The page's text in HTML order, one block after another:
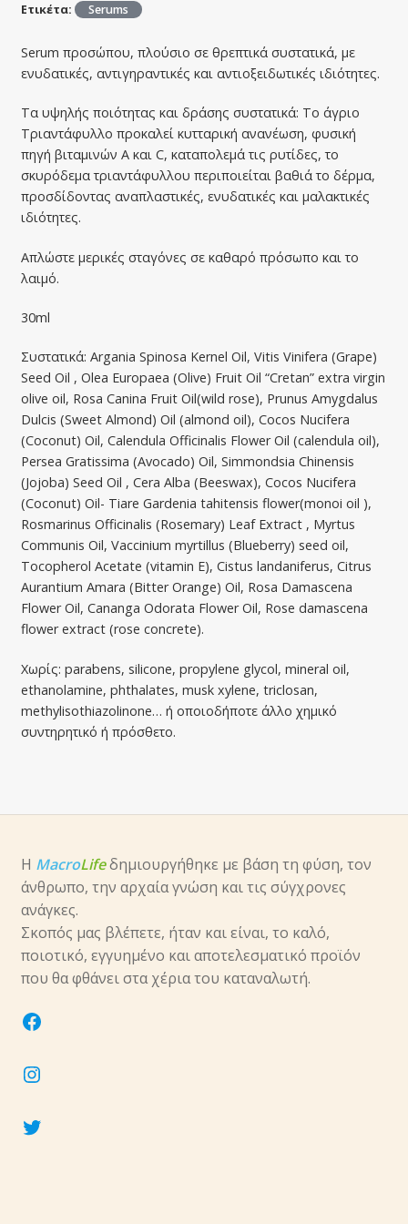
Ετικέτα: Serums
Serum προσώπου, πλούσιο σε θρεπτικά συστατικά, με
ενυδατικές, αντιγηραντικές και αντιοξειδωτικές ιδιότητες.
Τα υψηλής ποιότητας και δράσης συστατικά: Το άγριο
Τριαντάφυλλο προκαλεί κυτταρική ανανέωση, φυσική
πηγή βιταμινών Α και C, καταπολεμά τις ρυτίδες, το
σκυρόδεμα τριαντάφυλλου περιποιείται βαθιά το δέρμα,
προσδίδοντας αναπλαστικές, ενυδατικές και μαλακτικές
ιδιότητες.
Απλώστε μερικές σταγόνες σε καθαρό πρόσωπο και το
λαιμό.
30ml
Συστατικά: Argania Spinosa Kernel Oil, Vitis Vinifera (Grape)
Seed Oil , Olea Europaea (Olive) Fruit Oil “Cretan” extra virgin
olive oil, Rosa Canina Fruit Oil(wild rose), Prunus Amygdalus
Dulcis (Sweet Almond) Oil (almond oil), Cocos Nucifera
(Coconut) Oil, Calendula Officinalis Flower Oil (calendula οil),
Persea Gratissima (Avocado) Oil, Simmondsia Chinensis
(Jojoba) Seed Oil , Cera Alba (Beeswax), Cocos Nucifera
(Coconut) Oil- Tiare Gardenia tahitensis flower(monoi oil ),
Rosmarinus Officinalis (Rosemary) Leaf Extract , Myrtus
Communis Oil, Vaccinium myrtillus (Blueberry) seed oil,
Tocopherol Acetate (vitamin E), Cistus landaniferus, Citrus
Aurantium Amara (Bitter Orange) Oil, Rosa Damascena
Flower Oil, Cananga Odorata Flower Oil, Rose damascena
flower extract (rose concrete).
Χωρίς: parabens, silicone, propylene glycol, mineral oil,
ethanolamine, phthalates, musk xylene, triclosan,
methylisothiazolinone… ή οποιοδήποτε άλλο χημικό
συντηρητικό ή πρόσθετο.
Η MacroLifeδημιουργήθηκε με βάση τη φύση, τον
άνθρωπο, την αρχαία γνώση και τις σύγχρονες
ανάγκες.
Σκοπός μας βλέπετε, ήταν και είναι, το καλό,
ποιοτικό, εγγυημένο και αποτελεσματικό προϊόν
που θα φθάνει στα χέρια του καταναλωτή.
facebook
instagram
twitter